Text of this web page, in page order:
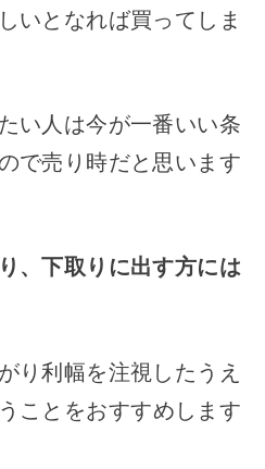
いとなれば買ってしま
い人は今が一番いい条
で売り時だと思います
、下取りに出す方には
り利幅を注視したうえ
ことをおすすめします